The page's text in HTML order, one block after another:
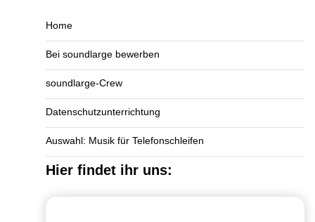
Home
Bei soundlarge bewerben
soundlarge-Crew
Datenschutzunterrichtung
Auswahl: Musik für Telefonschleifen
Hier findet ihr uns: